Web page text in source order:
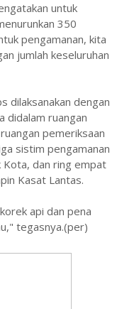
untuk
350
pengamanan, kita
jumlah keseluruhan
dilaksanakan dengan
didalam ruangan
pemeriksaan
sistim pengamanan
Kota, dan ring empat
Kasat Lantas.
api dan pena
tegasnya.(per)